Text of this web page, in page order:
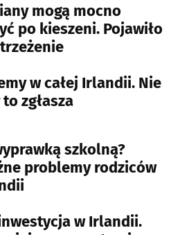
mogą mocno
po kieszeni. Pojawiło
w całej Irlandii. Nie
zgłasza
szkolną?
problemy rodziców
w Irlandii.